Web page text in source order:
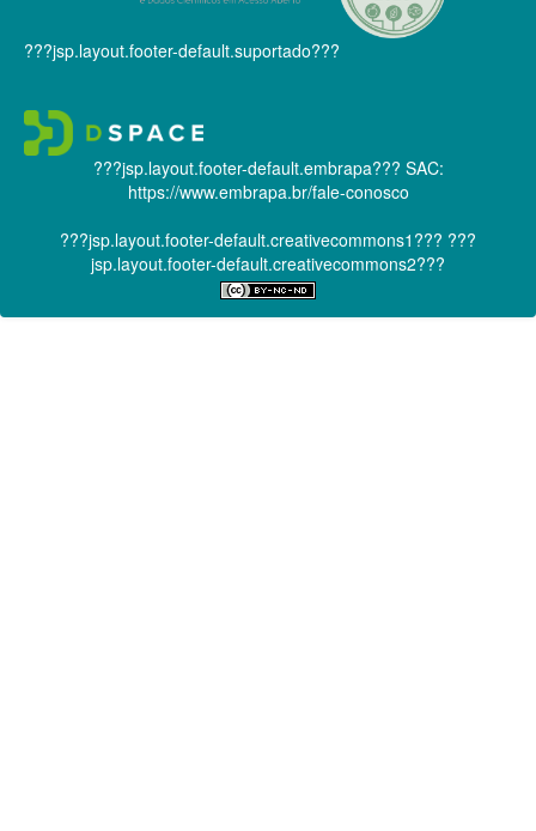
???jsp.layout.footer-default.suportado???
???jsp.layout.footer-default.embrapa??? SAC:
https://www.embrapa.br/fale-conosco
???jsp.layout.footer-default.creativecommons1??? ???
jsp.layout.footer-default.creativecommons2???